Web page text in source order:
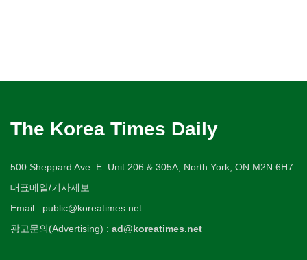
The Korea Times Daily
500 Sheppard Ave. E. Unit 206 & 305A, North York, ON M2N 6H7
대표메일/기사제보
Email : public@koreatimes.net
광고문의(Advertising) : ad@koreatimes.net